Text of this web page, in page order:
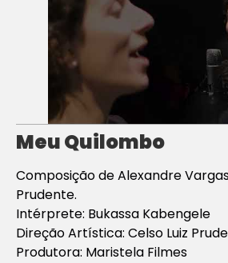
Meu Quilombo
Composição de Alexandre
Prudente.
Intérprete: Bukassa Kabengele
Direção Artística: Celso Luiz
Produtora: Maristela Filmes